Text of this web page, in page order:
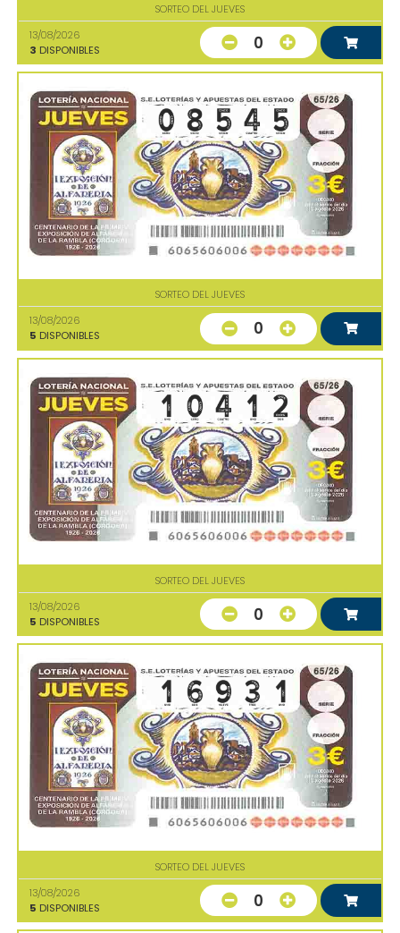
SORTEO DEL JUEVES
13/08/2026
3 DISPONIBLES 0
SORTEO DEL JUEVES
13/08/2026
5 DISPONIBLES 0
SORTEO DEL JUEVES
13/08/2026
5 DISPONIBLES 0
SORTEO DEL JUEVES
13/08/2026
5 DISPONIBLES 0